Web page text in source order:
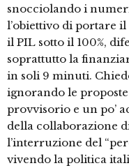
snocciolando i
l’obiettivo di portare
il PIL sotto il 100%,
soprattutto la
in soli 9 minuti.
ignorando le
provvisorio e un po’
della collaborazione
l’interruzione del
vivendo la politica